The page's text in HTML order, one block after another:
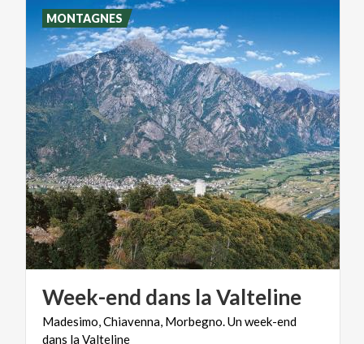
Week-end dans laValteline
Madesimo,Chiavenna, Morbegno.Unweek-end
dans laValteline
MONTAGNES